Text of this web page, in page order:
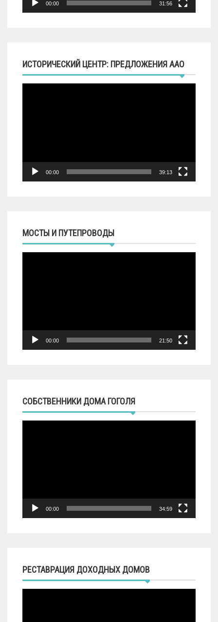
00:00 31:56
ИСТОРИЧЕСКИЙ ЦЕНТР: ПРЕДЛОЖЕНИЯ ААО
00:00 39:13
МОСТЫ И ПУТЕПРОВОДЫ
00:00 21:50
СОБСТВЕННИКИ ДОМА ГОГОЛЯ
00:00 34:59
РЕСТАВРАЦИЯ ДОХОДНЫХ ДОМОВ